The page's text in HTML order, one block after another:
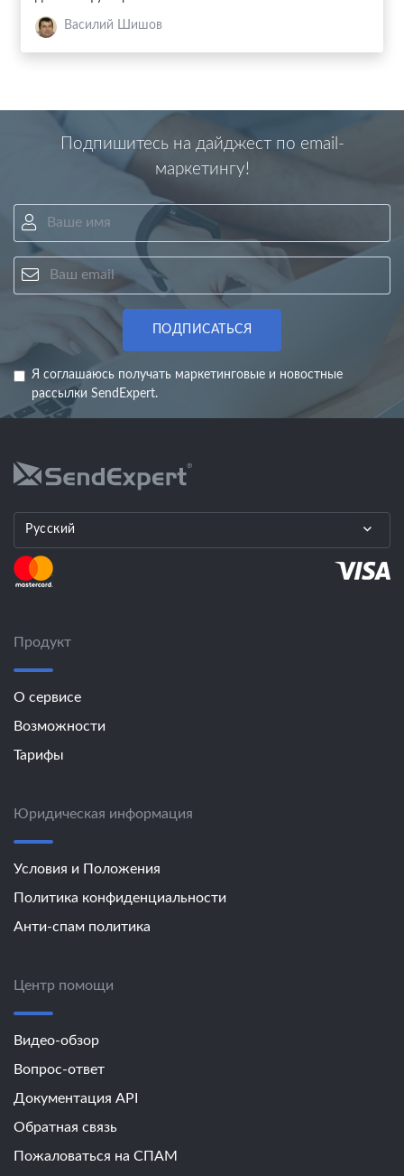
Василий Шишов
Подпишитесь на дайджест по email-
маркетингу!
ПОДПИСАТЬСЯ
Я соглашаюсь получать маркетинговые и новостные
рассылки SendExpert.
Русский
Продукт
О сервисе
Возможности
Тарифы
Юридическая информация
Условия и Положения
Политика конфиденциальности
Анти-спам политика
Центр помощи
Видео-обзор
Вопрос-ответ
Документация API
Обратная связь
Пожаловаться на СПАМ